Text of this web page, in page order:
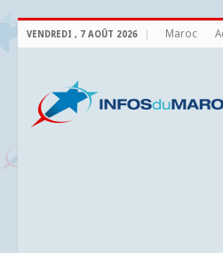
VENDREDI , 7 AOÛT 2026 Maroc